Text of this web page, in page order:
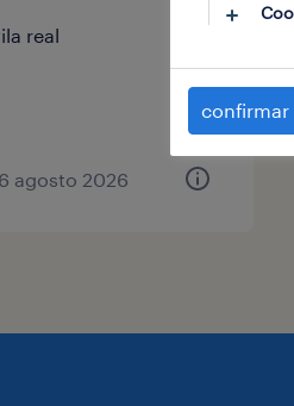
real
agosto 2026
confirmar